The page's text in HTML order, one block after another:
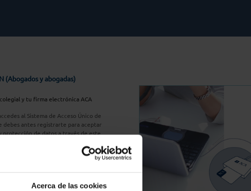
Acerca de las cookies
(Abogados y abogadas)
y tu firma electrónica ACA
al Sistema de Acceso Único de
debes antes registrarte para aceptar
protección de datos a través de este
con ACA Plus